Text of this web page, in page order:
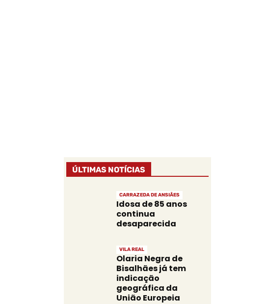
ÚLTIMAS NOTÍCIAS
CARRAZEDA DE ANSIÃES
Idosa de 85 anos
continua
desaparecida
VILA REAL
Olaria Negra de
Bisalhães já tem
indicação
geográfica da
União Europeia